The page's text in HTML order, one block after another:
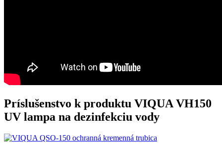
Príslušenstvo k produktu VIQUA VH150
UV lampa na dezinfekciu vody